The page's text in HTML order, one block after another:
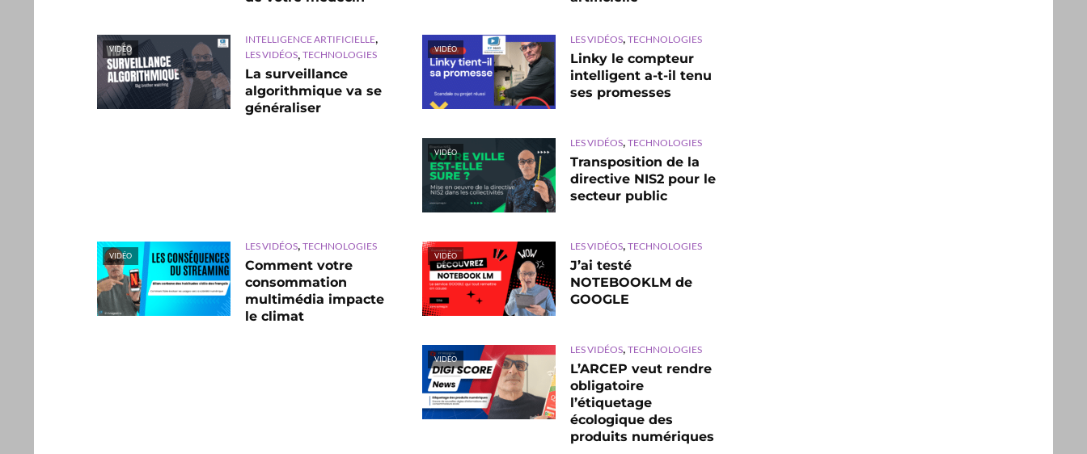
VIDÉO
INTELLIGENCE ARTIFICIELLE
LES VIDÉOS TECHNOLOGIES
La surveillance
algorithmique va se
généraliser
VIDÉO
LES VIDÉOS TECHNOLOGIES
Linky le compteur
intelligent a-t-il tenu
ses promesses
VIDÉO
LES VIDÉOS TECHNOLOGIES
Transposition de la
directive NIS2 pour le
secteur public
VIDÉO
LES VIDÉOS TECHNOLOGIES
Comment votre
consommation
multimédia impacte
le climat
VIDÉO
LES VIDÉOS TECHNOLOGIES
J’ai testé
NOTEBOOKLM de
GOOGLE
VIDÉO
LES VIDÉOS TECHNOLOGIES
L’ARCEP veut rendre
obligatoire
l’étiquetage
écologique des
produits numériques